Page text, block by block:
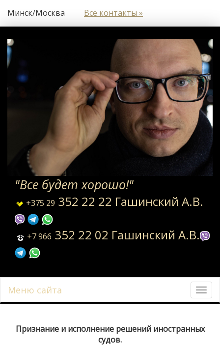
Минск/Москва Все контакты »
"Все будет хорошо!"
+375 29 352 22 22 Гашинский А.В.
+7 966 352 22 02 Гашинский А.В.
Меню сайта
Признание и исполнение решений иностранных
судов.